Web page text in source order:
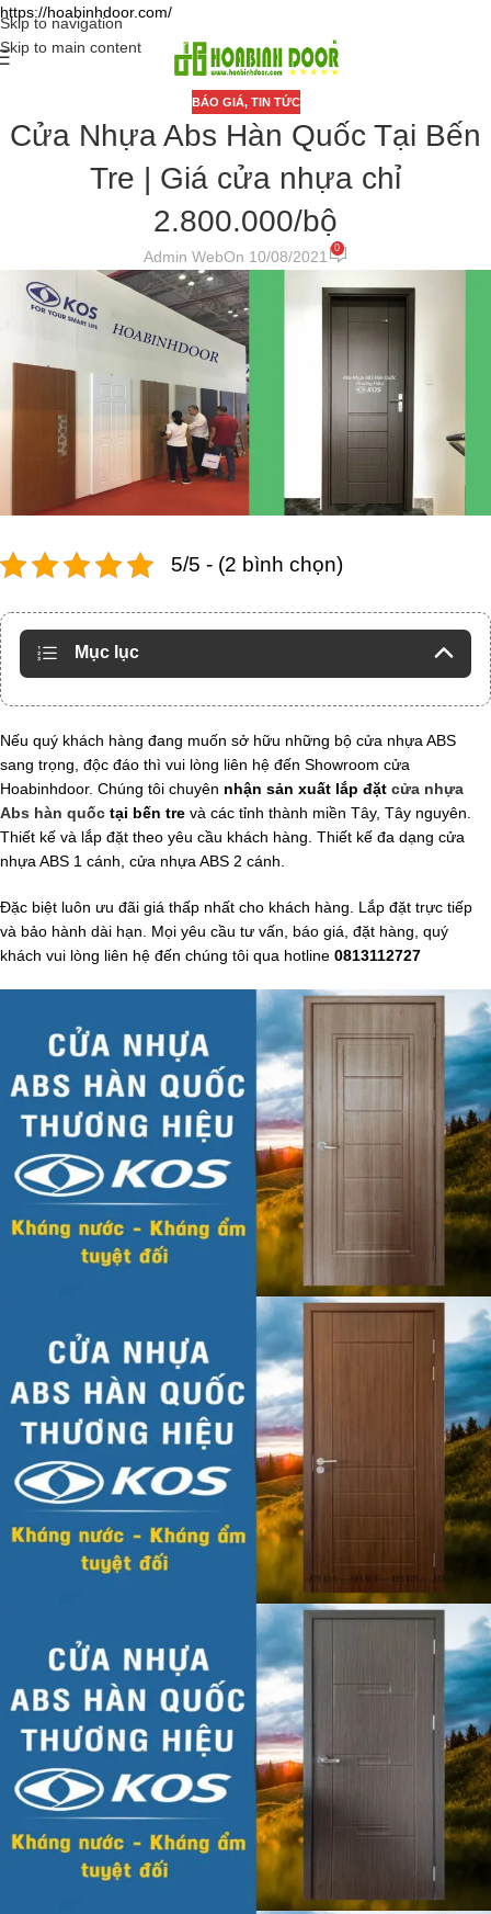
https://hoabinhdoor.com/
Skip to navigation
Skip to main content
BÁO GIÁ, TIN TỨC
Cửa Nhựa Abs Hàn Quốc Tại Bến
Tre | Giá cửa nhựa chỉ
2.800.000/bộ
Admin WebOn 10/08/2021 0
5/5 - (2 bình chọn)
Mục lục
Nếu quý khách hàng đang muốn sở hữu những bộ cửa nhựa ABS
sang trọng, độc đáo thì vui lòng liên hệ đến Showroom cửa
Hoabinhdoor. Chúng tôi chuyên nhận sản xuất lắp đặt cửa nhựa
Abs hàn quốc tại bến tre và các tỉnh thành miền Tây, Tây nguyên.
Thiết kế và lắp đặt theo yêu cầu khách hàng. Thiết kế đa dạng cửa
nhựa ABS 1 cánh, cửa nhựa ABS 2 cánh.
Đặc biệt luôn ưu đãi giá thấp nhất cho khách hàng. Lắp đặt trực tiếp
và bảo hành dài hạn. Mọi yêu cầu tư vấn, báo giá, đặt hàng, quý
khách vui lòng liên hệ đến chúng tôi qua hotline 0813112727